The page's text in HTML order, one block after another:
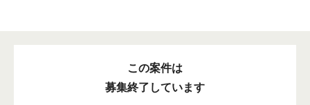
この案件は
募集終了しています